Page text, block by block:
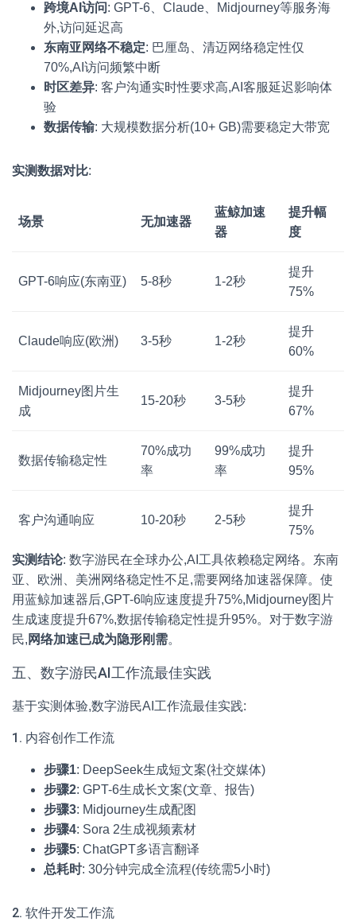
跨境AI访问: GPT-6、Claude、Midjourney等服务海
外,访问延迟高
东南亚网络不稳定: 巴厘岛、清迈网络稳定性仅
70%,AI访问频繁中断
时区差异: 客户沟通实时性要求高,AI客服延迟影响体
验
数据传输: 大规模数据分析(10+ GB)需要稳定大带宽
实测数据对比:
场景 无加速器
蓝鲸加速
器
提升幅
度
GPT-6响应(东南亚) 5-8秒 1-2秒
提升
75%
Claude响应(欧洲) 3-5秒 1-2秒
提升
60%
Midjourney图片生
成
15-20秒 3-5秒
提升
67%
数据传输稳定性
70%成功
率
99%成功
率
提升
95%
客户沟通响应 10-20秒 2-5秒
提升
75%
实测结论: 数字游民在全球办公,AI工具依赖稳定网络。东南
亚、欧洲、美洲网络稳定性不足,需要网络加速器保障。使
用蓝鲸加速器后,GPT-6响应速度提升75%,Midjourney图片
生成速度提升67%,数据传输稳定性提升95%。对于数字游
民, 网络加速已成为隐形刚需。
五、数字游民AI工作流最佳实践
基于实测体验,数字游民AI工作流最佳实践:
1. 内容创作工作流
步骤1: DeepSeek生成短文案(社交媒体)
步骤2: GPT-6生成长文案(文章、报告)
步骤3: Midjourney生成配图
步骤4: Sora 2生成视频素材
步骤5: ChatGPT多语言翻译
总耗时: 30分钟完成全流程(传统需5小时)
2. 软件开发工作流